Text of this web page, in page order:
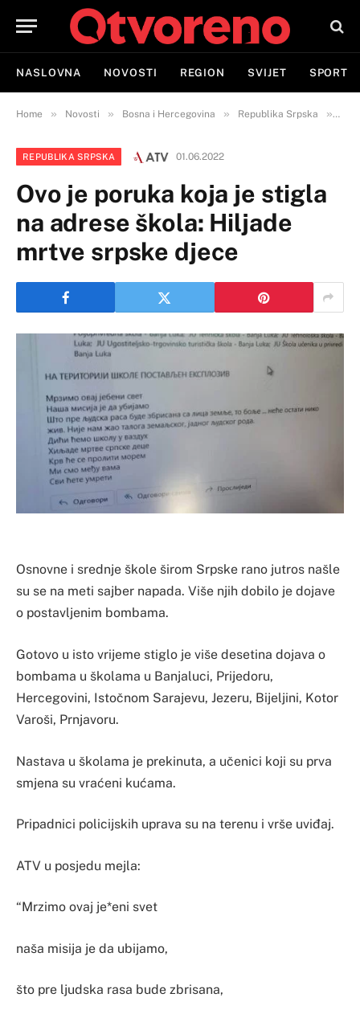
NASLOVNA NOVOSTI REGION SVIJET SPORT
Home » Novosti » Bosna i Hercegovina » Republika Srpska »
REPUBLIKA SRPSKA 01.06.2022
Ovo je poruka koja je stigla
na adrese škola: Hiljade
mrtve srpske djece
Osnovne i srednje škole širom Srpske rano jutros našle
su se na meti sajber napada. Više njih dobilo je dojave
o postavljenim bombama.
Gotovo u isto vrijeme stiglo je više desetina dojava o
bombama u školama u Banjaluci, Prijedoru,
Hercegovini, Istočnom Sarajevu, Jezeru, Bijeljini, Kotor
Varoši, Prnjavoru.
Nastava u školama je prekinuta, a učenici koji su prva
smjena su vraćeni kućama.
Pripadnici policijskih uprava su na terenu i vrše uviđaj.
ATV u posjedu mejla:
“Mrzimo ovaj je*eni svet
naša misija je da ubijamo,
što pre ljudska rasa bude zbrisana,